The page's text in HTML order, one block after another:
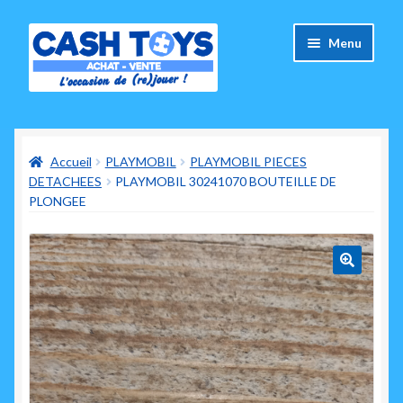
Aller
à
Aller
au
contenu
Menu
Carte Cadeau
Panier
Mes commandes
Mon compte
A propos de nous
Ouvrir
le
menu
Accueil PLAYMOBIL
PLAYMOBIL PIECES
DETACHEES
PLAYMOBIL 30241070 BOUTEILLE DE
PLONGEE
🔍